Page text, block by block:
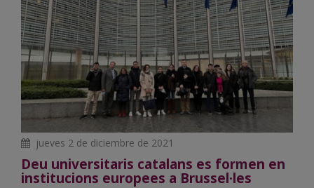
jueves 2 de diciembre de 2021
Deu universitaris catalans es formen en
institucions europees a Brussel·les